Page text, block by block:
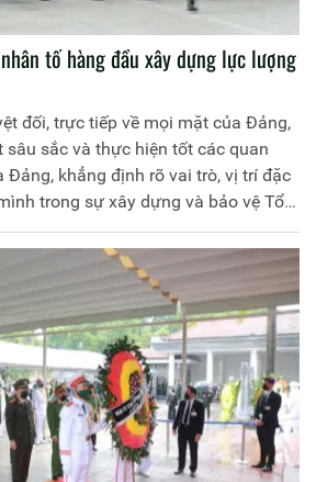
tố hàng đầu xây dựng lực lượng
đối, trực tiếp về mọi mặt của Đảng,
sâu sắc và thực hiện tốt các quan
Đảng, khẳng định rõ vai trò, vị trí đặc
trong sự xây dựng và bảo vệ Tổ
chất cách mạng, bản lĩnh chính trị,
nhiều chiến công, thành tích to lớn,
anh hùng vẻ vang, xứng đáng là lực
chiến đấu trung thành, tuyệt đối
nước và Nhân dân.